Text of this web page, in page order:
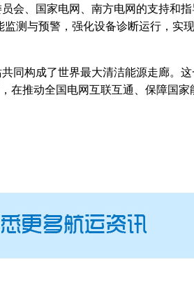
、国家电网、南方电网的支持和指
测与预警，强化设备诊断运行，实
同构成了世界最大清洁能源走廊。这
在推动全国电网互联互通、保障国家